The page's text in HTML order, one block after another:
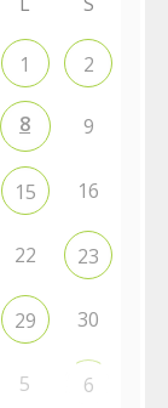
1 2
8 9
15 16
22 23
29 30
5 6